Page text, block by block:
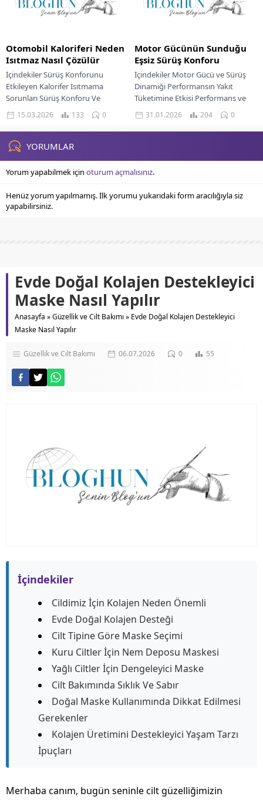
Otomobil Kaloriferi Neden
Isıtmaz Nasıl Çözülür
İçindekiler Sürüş Konforunu
Etkileyen Kalorifer Isıtmama
Sorunları Sürüş Konforu Ve
Kullanıcı Deneyimi Sistem
Performansı Ve Oyun Benzetmesi
Onarım Maliyetleri Ve...
15.03.2026 133 0
Motor Gücünün Sunduğu
Eşsiz Sürüş Konforu
İçindekiler Motor Gücü ve Sürüş
Dinamiği Performansın Yakıt
Tüketimine Etkisi Performans ve
Yakıt Verimliliğinin Mükemmel
Dengesi Güçlü Bir Motorun Sürüş...
31.01.2026 204 0
YORUMLAR
Yorum yapabilmek için oturum açmalısınız.
Henüz yorum yapılmamış. İlk yorumu yukarıdaki form aracılığıyla siz
yapabilirsiniz.
Evde Doğal Kolajen Destekleyici
Maske Nasıl Yapılır
Anasayfa »Güzellik ve Cilt Bakımı » Evde Doğal Kolajen Destekleyici
Maske Nasıl Yapılır
Güzellik ve Cilt Bakımı 06.07.2026 0 55
İçindekiler
Cildimiz İçin Kolajen Neden Önemli
Evde Doğal Kolajen Desteği
Cilt Tipine Göre Maske Seçimi
Kuru Ciltler İçin Nem Deposu Maskesi
Yağlı Ciltler İçin Dengeleyici Maske
Cilt Bakımında Sıklık Ve Sabır
Doğal Maske Kullanımında Dikkat Edilmesi
Gerekenler
Kolajen Üretimini Destekleyici Yaşam Tarzı
İpuçları
Merhaba canım, bugün seninle cilt güzelliğimizin